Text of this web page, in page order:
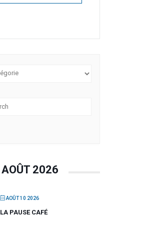
AOÛT 2026
AOÛT 10 2026
LA PAUSE CAFÉ